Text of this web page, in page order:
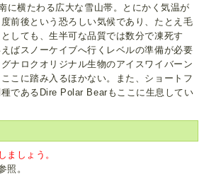
に横たわる広大な雪山帯。とにかく気温が
前後という恐ろしい気候であり、たとえ毛
しても、生半可な品質では数分で凍死す
ばスノーケイブへ行くレベルの準備が必要
ナロクオリジナル生物のアイスワイバーン
こに踏み入るほかない。また、ショートフ
であるDire Polar Bearもここに生息してい
ましょう。
照。